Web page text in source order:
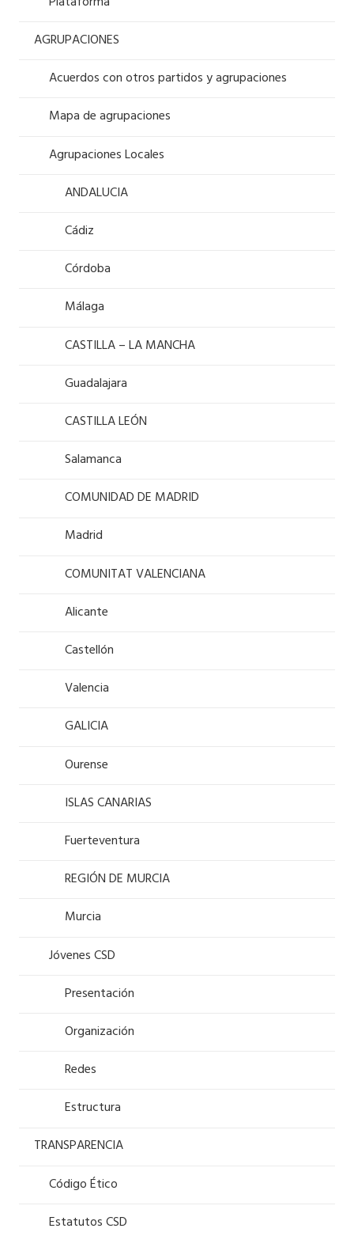
AGRUPACIONES
Acuerdos con otros partidos y agrupaciones
Mapa de agrupaciones
Agrupaciones Locales
ANDALUCIA
Cádiz
Córdoba
Málaga
CASTILLA – LA MANCHA
Guadalajara
CASTILLA LEÓN
Salamanca
COMUNIDAD DE MADRID
Madrid
COMUNITAT VALENCIANA
Alicante
Castellón
Valencia
GALICIA
Ourense
ISLAS CANARIAS
Fuerteventura
REGIÓN DE MURCIA
Murcia
Jóvenes CSD
Presentación
Organización
Redes
Estructura
TRANSPARENCIA
Código Ético
Estatutos CSD